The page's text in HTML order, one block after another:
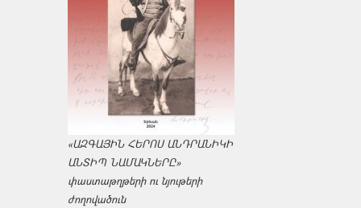
«ԱԶԳԱՅԻՆ ՀԵՐՈՍ ԱՆԴՐԱՆԻԿԻ
ԱՆՏԻՊ ՆԱՄԱԿՆԵՐԸ»
փաստաթղթերի ու նյութերի
ժողովածուն